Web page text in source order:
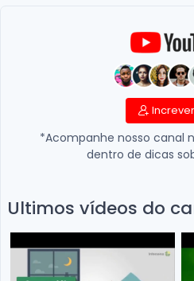
*Acompanhe nosso canal
dentro de dicas
Ultimos vídeos do